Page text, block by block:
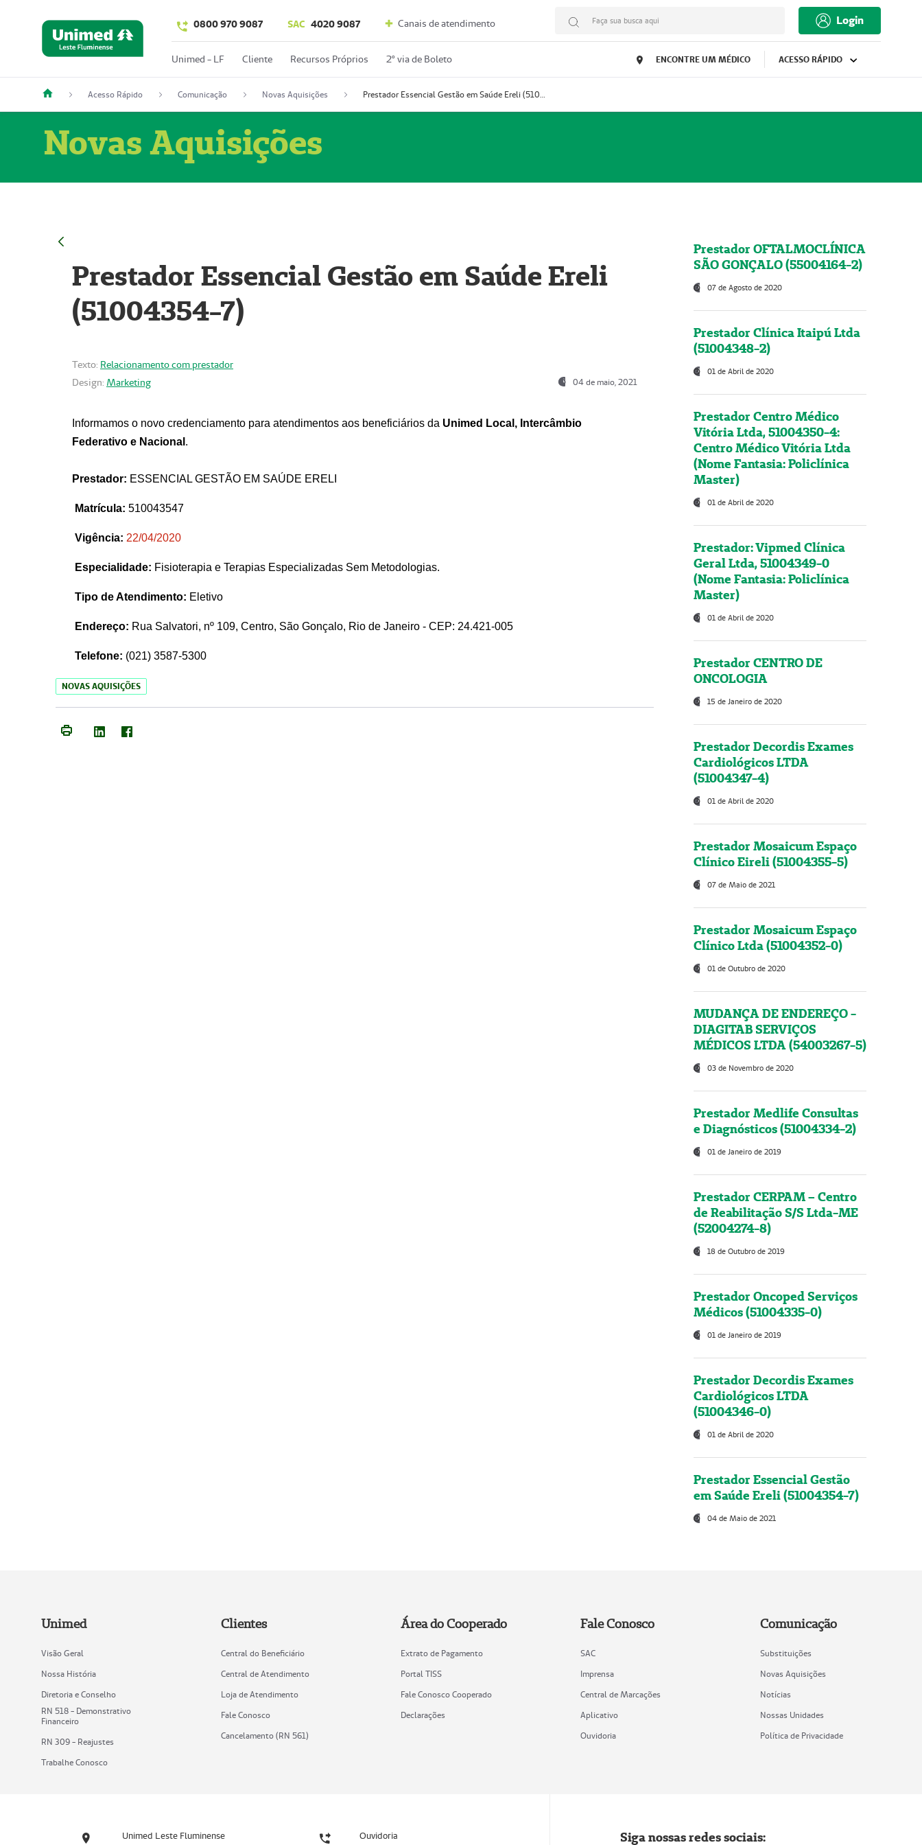
0800 970 9087 SAC 4020 9087 Canais de atendimento Faça sua busca aqui Login
Unimed - LF Cliente Recursos Próprios 2º via de Boleto ENCONTRE UM MÉDICO ACESSO RÁPIDO
Acesso Rápido Comunicação Novas Aquisições Prestador Essencial Gestão em Saúde Ereli (51004354-7)
Novas Aquisições
Prestador Essencial Gestão em Saúde Ereli
(51004354-7)
Texto: Relacionamento com prestador
Design: Marketing 04 de maio, 2021
Informamos o novo credenciamento para atendimentos aos beneficiários da Unimed Local, Intercâmbio
Federativo e Nacional .
Prestador: ESSENCIAL GESTÃO EM SAÚDE ERELI
Matrícula: 510043547
Vigência: 22/04/2020
Especialidade: Fisioterapia e Terapias Especializadas Sem Metodologias.
Tipo de Atendimento: Eletivo
Endereço: Rua Salvatori, nº 109, Centro, São Gonçalo, Rio de Janeiro - CEP: 24.421-005
Telefone: (021) 3587-5300
NOVAS AQUISIÇÕES
Prestador OFTALMOCLÍNICA
SÃO GONÇALO (55004164-2)
07 de Agosto de 2020
Prestador Clínica Itaipú Ltda
(51004348-2)
01 de Abril de 2020
Prestador Centro Médico
Vitória Ltda, 51004350-4:
Centro Médico Vitória Ltda
(Nome Fantasia: Policlínica
Master)
01 de Abril de 2020
Prestador: Vipmed Clínica
Geral Ltda, 51004349-0
(Nome Fantasia: Policlínica
Master)
01 de Abril de 2020
Prestador CENTRO DE
ONCOLOGIA
15 de Janeiro de 2020
Prestador Decordis Exames
Cardiológicos LTDA
(51004347-4)
01 de Abril de 2020
Prestador Mosaicum Espaço
Clínico Eireli (51004355-5)
07 de Maio de 2021
Prestador Mosaicum Espaço
Clínico Ltda (51004352-0)
01 de Outubro de 2020
MUDANÇA DE ENDEREÇO -
DIAGITAB SERVIÇOS
MÉDICOS LTDA (54003267-5)
03 de Novembro de 2020
Prestador Medlife Consultas
e Diagnósticos (51004334-2)
01 de Janeiro de 2019
Prestador CERPAM – Centro
de Reabilitação S/S Ltda-ME
(52004274-8)
18 de Outubro de 2019
Prestador Oncoped Serviços
Médicos (51004335-0)
01 de Janeiro de 2019
Prestador Decordis Exames
Cardiológicos LTDA
(51004346-0)
01 de Abril de 2020
Prestador Essencial Gestão
em Saúde Ereli (51004354-7)
04 de Maio de 2021
Unimed
Visão Geral
Nossa História
Diretoria e Conselho
RN 518 - Demonstrativo
Financeiro
RN 309 - Reajustes
Trabalhe Conosco
Clientes
Central do Beneficiário
Central de Atendimento
Loja de Atendimento
Fale Conosco
Cancelamento (RN 561)
Área do Cooperado
Extrato de Pagamento
Portal TISS
Fale Conosco Cooperado
Declarações
Fale Conosco
SAC
Imprensa
Central de Marcações
Aplicativo
Ouvidoria
Comunicação
Substituições
Novas Aquisições
Notícias
Nossas Unidades
Política de Privacidade
Unimed Leste Fluminense Ouvidoria Siga nossas redes sociais: